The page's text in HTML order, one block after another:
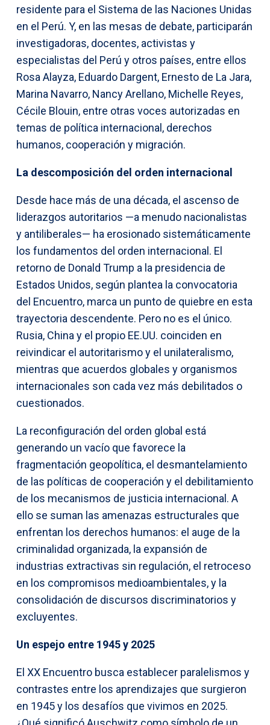
residente para el Sistema de las Naciones Unidas
en el Perú. Y, en las mesas de debate, participarán
investigadoras, docentes, activistas y
especialistas del Perú y otros países, entre ellos
Rosa Alayza, Eduardo Dargent, Ernesto de La Jara,
Marina Navarro, Nancy Arellano, Michelle Reyes,
Cécile Blouin, entre otras voces autorizadas en
temas de política internacional, derechos
humanos, cooperación y migración.
La descomposición del orden internacional
Desde hace más de una década, el ascenso de
liderazgos autoritarios —a menudo nacionalistas
y antiliberales— ha erosionado sistemáticamente
los fundamentos del orden internacional. El
retorno de Donald Trump a la presidencia de
Estados Unidos, según plantea la convocatoria
del Encuentro, marca un punto de quiebre en esta
trayectoria descendente. Pero no es el único.
Rusia, China y el propio EE.UU. coinciden en
reivindicar el autoritarismo y el unilateralismo,
mientras que acuerdos globales y organismos
internacionales son cada vez más debilitados o
cuestionados.
La reconfiguración del orden global está
generando un vacío que favorece la
fragmentación geopolítica, el desmantelamiento
de las políticas de cooperación y el debilitamiento
de los mecanismos de justicia internacional. A
ello se suman las amenazas estructurales que
enfrentan los derechos humanos: el auge de la
criminalidad organizada, la expansión de
industrias extractivas sin regulación, el retroceso
en los compromisos medioambientales, y la
consolidación de discursos discriminatorios y
excluyentes.
Un espejo entre 1945 y 2025
El XX Encuentro busca establecer paralelismos y
contrastes entre los aprendizajes que surgieron
en 1945 y los desafíos que vivimos en 2025.